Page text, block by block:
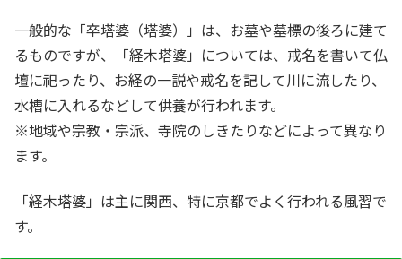
一般的な「卒塔婆（塔婆）」は、お墓や墓標の後ろに建て
るものですが、「経木塔婆」については、戒名を書いて仏
壇に祀ったり、お経の一説や戒名を記して川に流したり、
水槽に入れるなどして供養が行われます。
※地域や宗教・宗派、寺院のしきたりなどによって異なり
ます。
「経木塔婆」は主に関西、特に京都でよく行われる風習で
す。